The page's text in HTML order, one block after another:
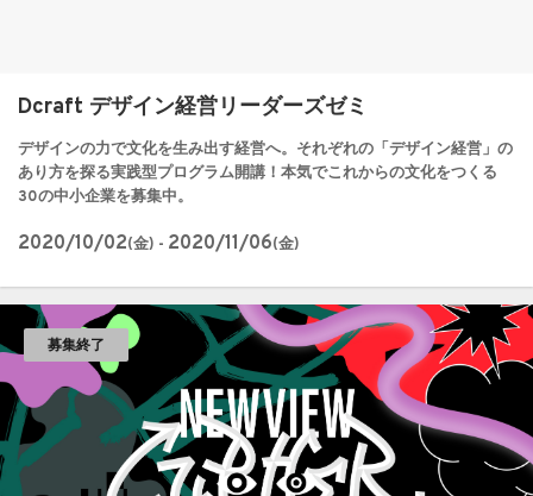
Dcraft デザイン経営リーダーズゼミ
デザインの力で文化を生み出す経営へ。それぞれの「デザイン経営」の
あり方を探る実践型プログラム開講！本気でこれからの文化をつくる
30の中小企業を募集中。
2020/10/02(金) - 2020/11/06(金)
募集終了